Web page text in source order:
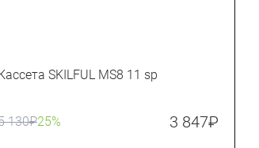
SKILFUL MS8 11 sp
130₽25% 3 847₽